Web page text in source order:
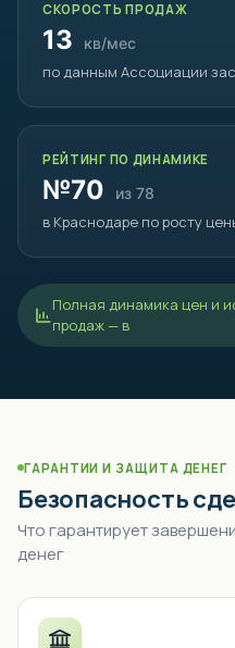
СКОРОСТЬ ПРОДАЖ
13 кв/мес
по данным Ассоциации
РЕЙТИНГ ПО ДИНАМИКЕ
№70 из 78
в Краснодаре по росту
Полная динамика цен и
продаж — в
ГАРАНТИИ И ЗАЩИТА ДЕНЕГ
Безопасность
Что гарантирует
денег